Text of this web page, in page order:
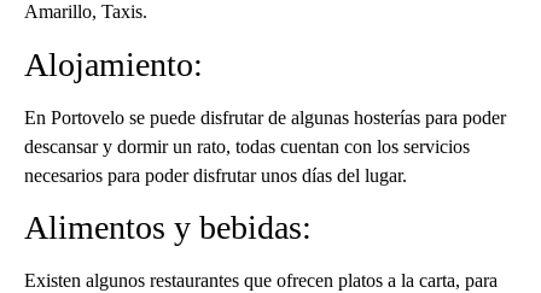
Amarillo, Taxis.
Alojamiento:
En Portovelo se puede disfrutar de algunas hosterías para poder
descansar y dormir un rato, todas cuentan con los servicios
necesarios para poder disfrutar unos días del lugar.
Alimentos y bebidas:
Existen algunos restaurantes que ofrecen platos a la carta, para